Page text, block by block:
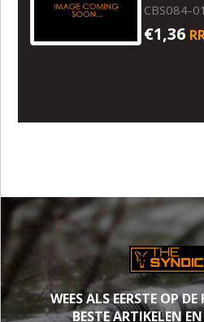
CBS084-01
€1,36
WEES ALS EERSTE OP
BESTE ARTIKELEN